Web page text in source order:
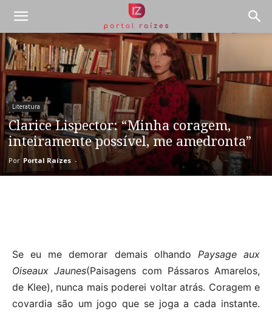
Literatura
Clarice Lispector: “Minha coragem,
inteiramente possível, me amedronta”
Por Portal Raízes -
Se eu me demorar demais olhando Paysage aux
Oiseaux Jaunes(Paisagens com Pássaros Amarelos,
de Klee), nunca mais poderei voltar atrás. Coragem e
covardia são um jogo que se joga a cada instante.